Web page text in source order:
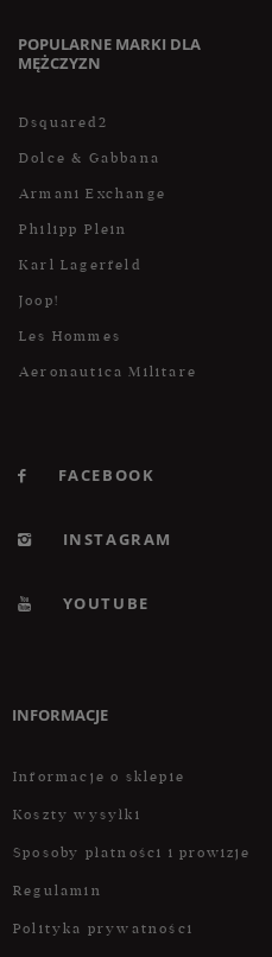
POPULARNE MARKI DLA
MĘŻCZYZN
Dsquared2
Dolce & Gabbana
Armani Exchange
Philipp Plein
Karl Lagerfeld
Joop!
Les Hommes
Aeronautica Militare
FACEBOOK
INSTAGRAM
YOUTUBE
INFORMACJE
Informacje o sklepie
Koszty wysyłki
Sposoby płatności i prowizje
Regulamin
Polityka prywatności